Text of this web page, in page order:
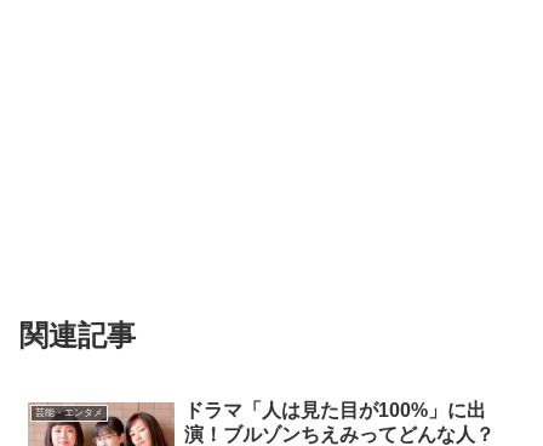
関連記事
芸能・エンタメ
ドラマ「人は見た目が100%」に出
演！ブルゾンちえみってどんな人？